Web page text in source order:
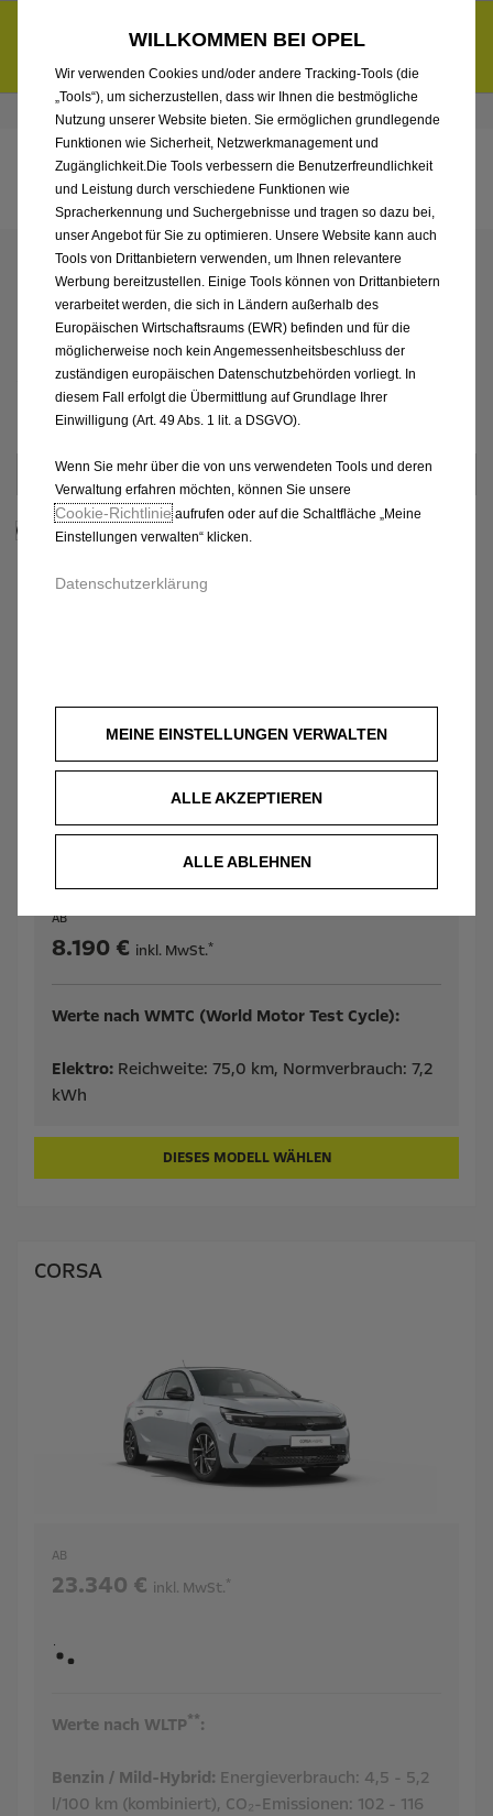
Händlerbereich von Wetterauer GmbH
6.000 € staatliche Förderungsprämie für E-Autos und Plug-in-
Hybride. Mehr erfahren >>
KONFIGURIEREN SIE
IHREN OPEL BEI
WETTERAUER GMBH
Antriebsart wählen
Nur förderfähige Modelle anzeigen
ROCKS
AB
8.190 € inkl. MwSt.*
Werte nach WMTC (World Motor Test Cycle):
Elektro: Reichweite: 75,0 km, Normverbrauch: 7,2
kWh
DIESES MODELL WÄHLEN
CORSA
AB
23.340 € inkl. MwSt.*
Werte nach WLTP**:
Benzin / Mild-Hybrid: Energieverbrauch: 4,5 - 5,2
l/100 km (kombiniert), CO₂-Emissionen: 102 - 116
WILLKOMMEN BEI OPEL
Wir verwenden Cookies und/oder andere Tracking-Tools (die
„Tools“), um sicherzustellen, dass wir Ihnen die bestmögliche
Nutzung unserer Website bieten. Sie ermöglichen grundlegende
Funktionen wie Sicherheit, Netzwerkmanagement und
Zugänglichkeit.Die Tools verbessern die Benutzerfreundlichkeit
und Leistung durch verschiedene Funktionen wie
Spracherkennung und Suchergebnisse und tragen so dazu bei,
unser Angebot für Sie zu optimieren. Unsere Website kann auch
Tools von Drittanbietern verwenden, um Ihnen relevantere
Werbung bereitzustellen. Einige Tools können von Drittanbietern
verarbeitet werden, die sich in Ländern außerhalb des
Europäischen Wirtschaftsraums (EWR) befinden und für die
möglicherweise noch kein Angemessenheitsbeschluss der
zuständigen europäischen Datenschutzbehörden vorliegt. In
diesem Fall erfolgt die Übermittlung auf Grundlage Ihrer
Einwilligung (Art. 49 Abs. 1 lit. a DSGVO).
Wenn Sie mehr über die von uns verwendeten Tools und deren
Verwaltung erfahren möchten, können Sie unsere
Cookie‑Richtlinieaufrufen oder auf die Schaltfläche „Meine
Einstellungen verwalten“ klicken.
Datenschutzerklärung
MEINE EINSTELLUNGEN VERWALTEN
ALLE AKZEPTIEREN
ALLE ABLEHNEN